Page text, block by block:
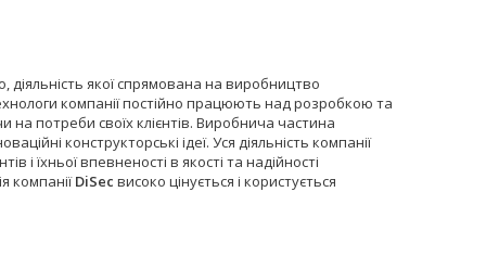
діяльність якої спрямована на виробництво
компанії постійно працюють над розробкою та
на потреби своїх клієнтів. Виробнича частина
конструкторські ідеї. Уся діяльність компанії
і їхньої впевненості в якості та надійності
компаніїDiSec високо цінується і користується